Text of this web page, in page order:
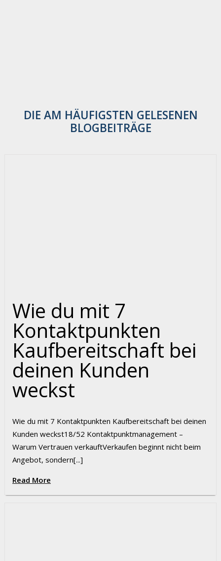
DIE AM HÄUFIGSTEN GELESENEN
BLOGBEITRÄGE
Wie du mit 7
Kontaktpunkten
Kaufbereitschaft bei
deinen Kunden
weckst
Wie du mit 7 Kontaktpunkten Kaufbereitschaft bei deinen
Kunden weckst18/52 Kontaktpunktmanagement –
Warum Vertrauen verkauftVerkaufen beginnt nicht beim
Angebot, sondern[...]
Read More